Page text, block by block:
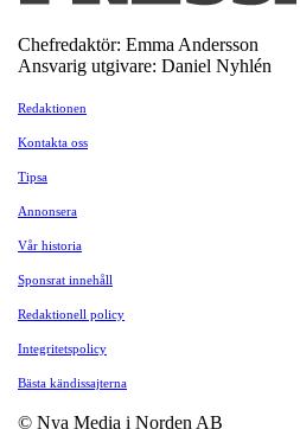
Chefredaktör: Emma Andersson
Ansvarig utgivare: Daniel Nyhlén
Redaktionen
Kontakta oss
Tipsa
Annonsera
Vår historia
Sponsrat innehåll
Redaktionell policy
Integritetspolicy
Bästa kändissajterna
© Nya Media i Norden AB